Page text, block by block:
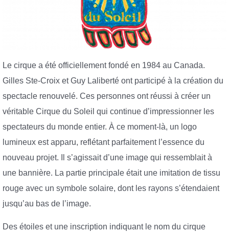
Le cirque a été officiellement fondé en 1984 au Canada.
Gilles Ste-Croix et Guy Laliberté ont participé à la création du
spectacle renouvelé. Ces personnes ont réussi à créer un
véritable Cirque du Soleil qui continue d’impressionner les
spectateurs du monde entier. À ce moment-là, un logo
lumineux est apparu, reflétant parfaitement l’essence du
nouveau projet. Il s’agissait d’une image qui ressemblait à
une bannière. La partie principale était une imitation de tissu
rouge avec un symbole solaire, dont les rayons s’étendaient
jusqu’au bas de l’image.
Des étoiles et une inscription indiquant le nom du cirque